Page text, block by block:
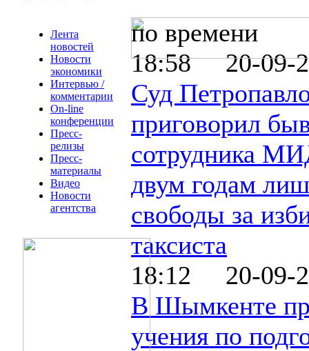
Лента
новостей
Новости
экономики
Интервью /
комментарии
On-line
конференции
Пресс-
релизы
Пресс-
материалы
Видео
Новости
агентства
по времени
18:58 20-09-
Суд
приговорил
сотрудника
двум годам
свободы за
таксиста
18:12 20-09-
В Шымкенте
учения по